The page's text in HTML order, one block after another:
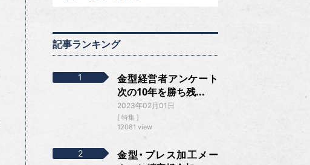
記事ランキング
金型経営者アンケート
次の10年を勝ち残...
2023年02月01日
特集
12081 view
金型・プレス加工メー